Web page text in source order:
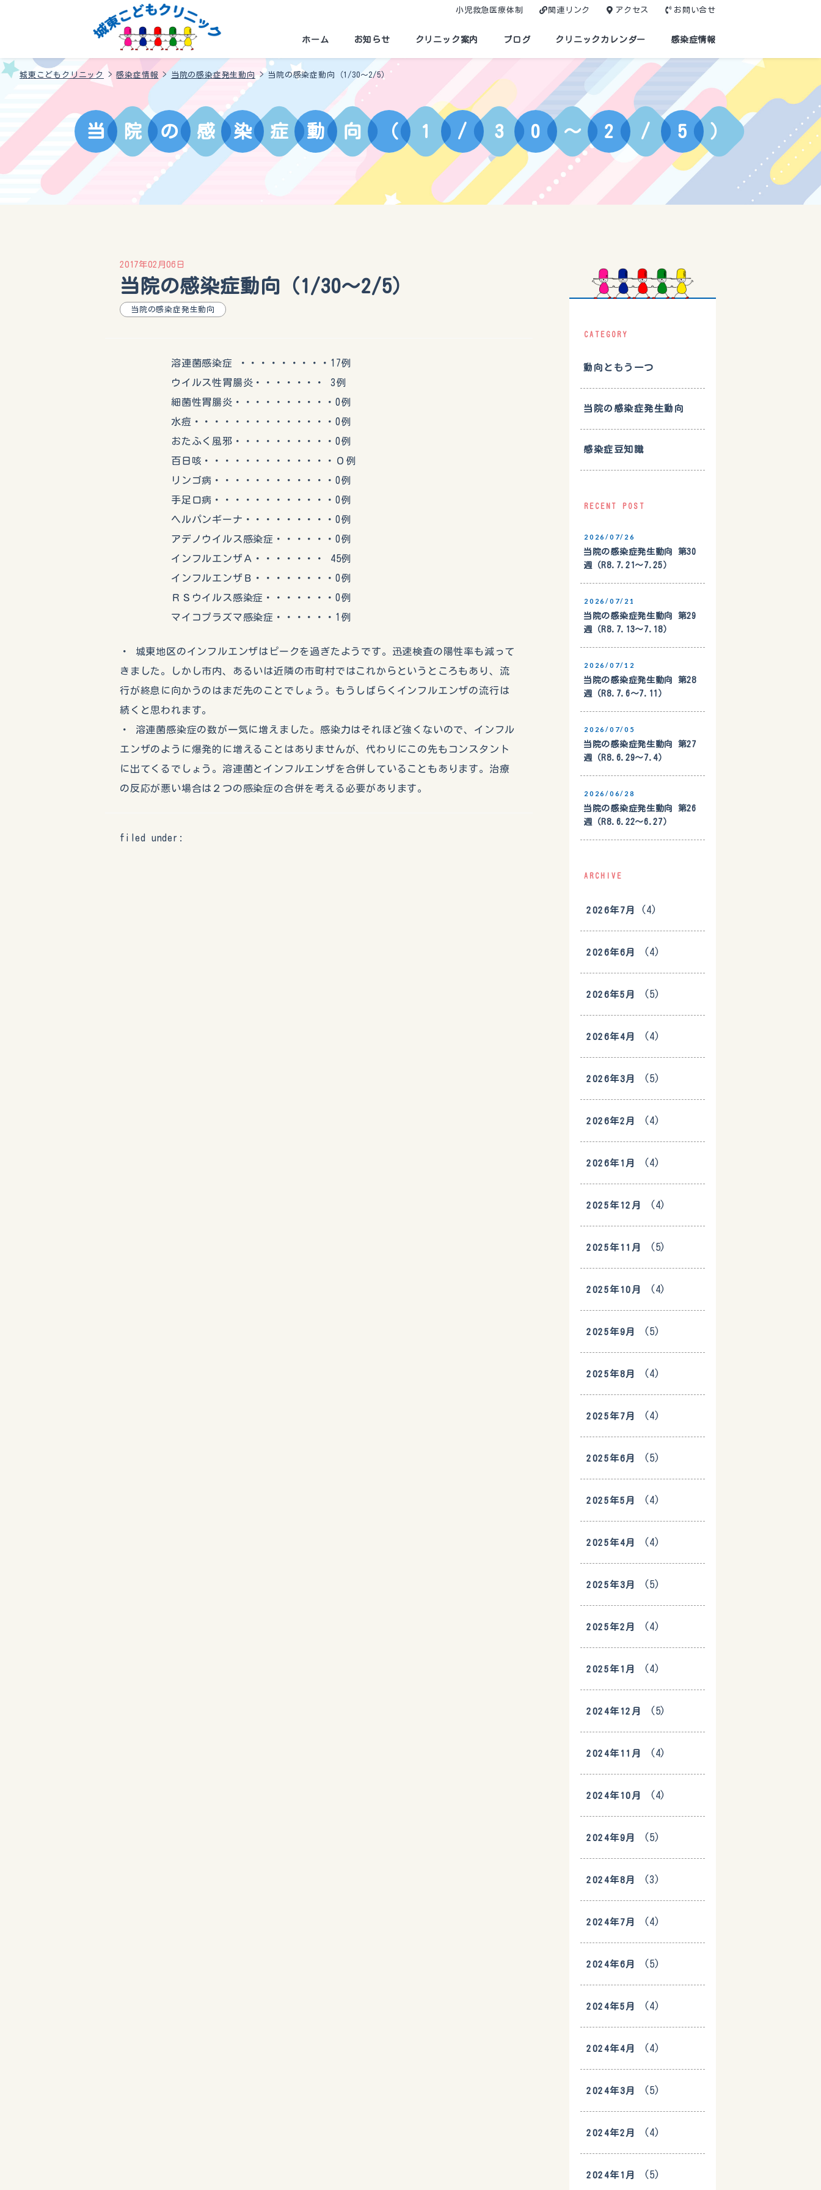
小児救急医療体制 関連リンク アクセス お問い合せ
ホーム お知らせ クリニック案内 ブログ クリニックカレンダー 感染症情報
城東こどもクリニック >感染症情報 > 当院の感染症発生動向 > 当院の感染症動向（1/30～2/5）
当 院 の 感 染 症 動 向 （ 1 / 3 0 ～ 2 / 5 ）
2017年02月06日
当院の感染症動向（1/30～2/5）
当院の感染症発生動向
溶連菌感染症 ・・・・・・・・・17例
ウイルス性胃腸炎・・・・・・・ 3例
細菌性胃腸炎・・・・・・・・・・0例
水痘・・・・・・・・・・・・・・0例
おたふく風邪・・・・・・・・・・0例
百日咳・・・・・・・・・・・・・０例
リンゴ病・・・・・・・・・・・・0例
手足口病・・・・・・・・・・・・0例
ヘルパンギーナ・・・・・・・・・0例
アデノウイルス感染症・・・・・・0例
インフルエンザＡ・・・・・・・ 45例
インフルエンザＢ・・・・・・・・0例
ＲＳウイルス感染症・・・・・・・0例
マイコプラズマ感染症・・・・・・1例
・ 城東地区のインフルエンザはピークを過ぎたようです。迅速検査の陽性率も減って
きました。しかし市内、あるいは近隣の市町村ではこれからというところもあり、流
行が終息に向かうのはまだ先のことでしょう。もうしばらくインフルエンザの流行は
続くと思われます。
・ 溶連菌感染症の数が一気に増えました。感染力はそれほど強くないので、インフル
エンザのように爆発的に増えることはありませんが、代わりにこの先もコンスタント
に出てくるでしょう。溶連菌とインフルエンザを合併していることもあります。治療
の反応が悪い場合は２つの感染症の合併を考える必要があります。
filed under:
CATEGORY
動向ともう一つ
当院の感染症発生動向
感染症豆知識
RECENT POST
2026/07/26
当院の感染症発生動向 第30
週（R8.7.21〜7.25）
2026/07/21
当院の感染症発生動向 第29
週（R8.7.13〜7.18）
2026/07/12
当院の感染症発生動向 第28
週（R8.7.6〜7.11）
2026/07/05
当院の感染症発生動向 第27
週（R8.6.29〜7.4）
2026/06/28
当院の感染症発生動向 第26
週（R8.6.22〜6.27）
ARCHIVE
2026年7月 (4)
2026年6月 (4)
2026年5月 (5)
2026年4月 (4)
2026年3月 (5)
2026年2月 (4)
2026年1月 (4)
2025年12月 (4)
2025年11月 (5)
2025年10月 (4)
2025年9月 (5)
2025年8月 (4)
2025年7月 (4)
2025年6月 (5)
2025年5月 (4)
2025年4月 (4)
2025年3月 (5)
2025年2月 (4)
2025年1月 (4)
2024年12月 (5)
2024年11月 (4)
2024年10月 (4)
2024年9月 (5)
2024年8月 (3)
2024年7月 (4)
2024年6月 (5)
2024年5月 (4)
2024年4月 (4)
2024年3月 (5)
2024年2月 (4)
2024年1月 (5)